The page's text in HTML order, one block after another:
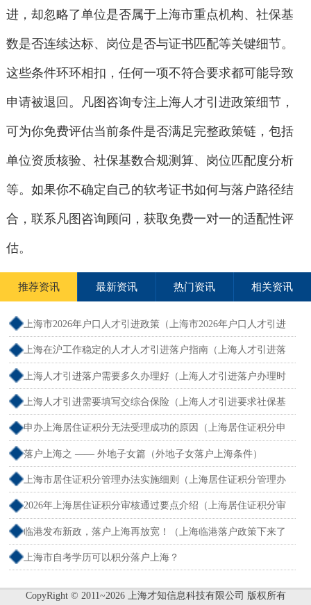
进，却忽略了单位是否属于上海市重点机构、社保基
数是否连续达标、岗位是否与证书匹配等关键细节。
这些条件环环相扣，任何一项不符合要求都可能导致
申请被退回。凡图咨询专注上海人才引进政策细节，
可为你免费评估当前条件是否满足完整政策链，包括
单位资质核验、社保基数合规测算、岗位匹配度分析
等。如果你不确定自己的软考证书如何与落户路径结
合，联系凡图咨询顾问，获取免费一对一的适配性评
估。
推荐资讯 最新资讯 热门资讯 相关资讯
上海市2026年户口人才引进政策（上海市2026年户口人才引进
政策文件）
上海在沪工作稳定的人才人才引进落户指南（上海人才引进落
户怎么办理）
上海人才引进落户需要多久办理好（上海人才引进落户办理时
限）
上海人才引进需要填写交综合保险（上海人才引进要求社保基
数吗）
申办上海居住证积分无法受理成功的原因（上海居住证积分申
请受理通过,等待审批）
落户上海之 —— 外地子女篇（外地子女落户上海条件）
上海市居住证积分管理办法实施细则（上海居住证积分管理办
法最全解读）
2026年上海居住证积分审核通过要点介绍（上海居住证积分审
核流程）
临港发布新政，落户上海再放宽！（上海临港落户政策下来了
吗）
上海市自考学历可以积分落户上海？
CopyRight © 2011~2026 上海才知信息科技有限公司 版权所有